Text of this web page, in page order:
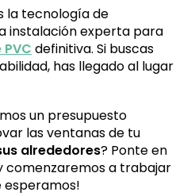
la tecnología de
instalación experta para
definitiva. Si buscas
has llegado al lugar
un presupuesto
las ventanas de tu
alrededores? Ponte en
comenzaremos a trabajar
esperamos!